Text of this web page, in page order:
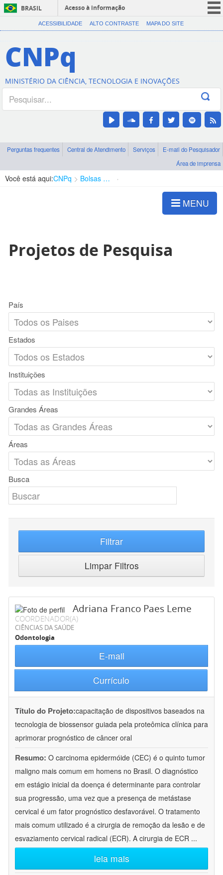
BRASIL
Acesso à informação
CORONAVÍRUS (COVID-19)
Canais
ACESSIBILIDADE ALTO CONTRASTE MAPA DO SITE
CNPq
MINISTÉRIO DA CIÊNCIA, TECNOLOGIA E INOVAÇÕES
Perguntas frequentes Central de Atendimento Serviços
E-mail do Pesquisador
Área de imprensa
Você está aqui:CNPq Bolsas e Auxílios Vigentes
MENU
Projetos de Pesquisa
País
Estados
Instituições
Grandes Áreas
Áreas
Busca
Filtrar
Limpar Filtros
Adriana Franco Paes Leme
COORDENADOR(A)
CIÊNCIAS DA SAÚDE
Odontologia
E-mail
Currículo
Título do Projeto:capacitação de dispositivos baseados na
tecnologia de biossensor guiada pela proteômica clínica para
aprimorar prognóstico de câncer oral
Resumo: O carcinoma epidermóide (CEC) é o quinto tumor
maligno mais comum em homens no Brasil. O diagnóstico
em estágio inicial da doença é determinante para controlar
sua progressão, uma vez que a presença de metástase
cervical é um fator prognóstico desfavorável. O tratamento
mais comum utilizado é a cirurgia de remoção da lesão e de
esvaziamento cervical radical (ECR). A cirurgia de ECR ...
leia mais